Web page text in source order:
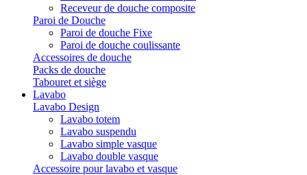
Receveur de douche composite
Paroi de Douche
Paroi de douche Fixe
Paroi de douche coulissante
Accessoires de douche
Packs de douche
Tabouret et siège
Lavabo
Lavabo Design
Lavabo totem
Lavabo suspendu
Lavabo simple vasque
Lavabo double vasque
Accessoire pour lavabo et vasque